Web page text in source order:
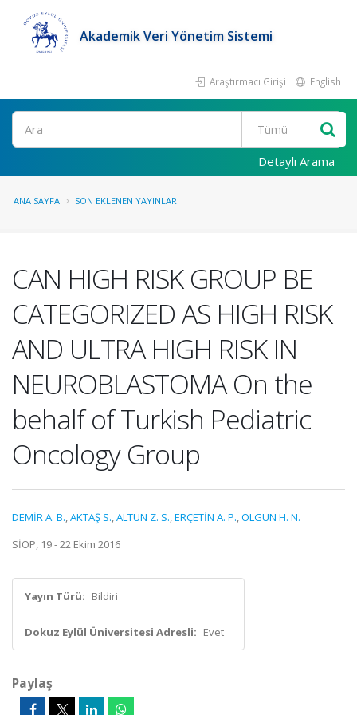
Akademik Veri Yönetim Sistemi
Araştırmacı Girişi English
Ara
Detaylı Arama
ANA SAYFA SON EKLENEN YAYINLAR
CAN HIGH RISK GROUP BE
CATEGORIZED AS HIGH RISK
AND ULTRA HIGH RISK IN
NEUROBLASTOMA On the
behalf of Turkish Pediatric
Oncology Group
DEMİR A. B.,AKTAŞ S.,ALTUN Z. S.,ERÇETİN A. P.,OLGUN H. N.
SİOP, 19 - 22 Ekim 2016
Yayın Türü: Bildiri
Dokuz Eylül Üniversitesi Adresli: Evet
Paylaş